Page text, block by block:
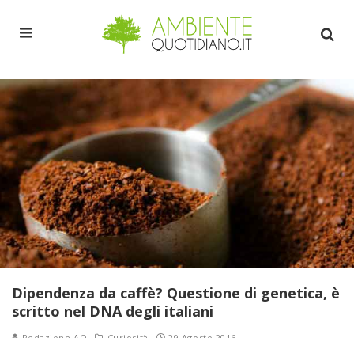
Dipendenza da caffè? Questione di genetica, è
scritto nel DNA degli italiani